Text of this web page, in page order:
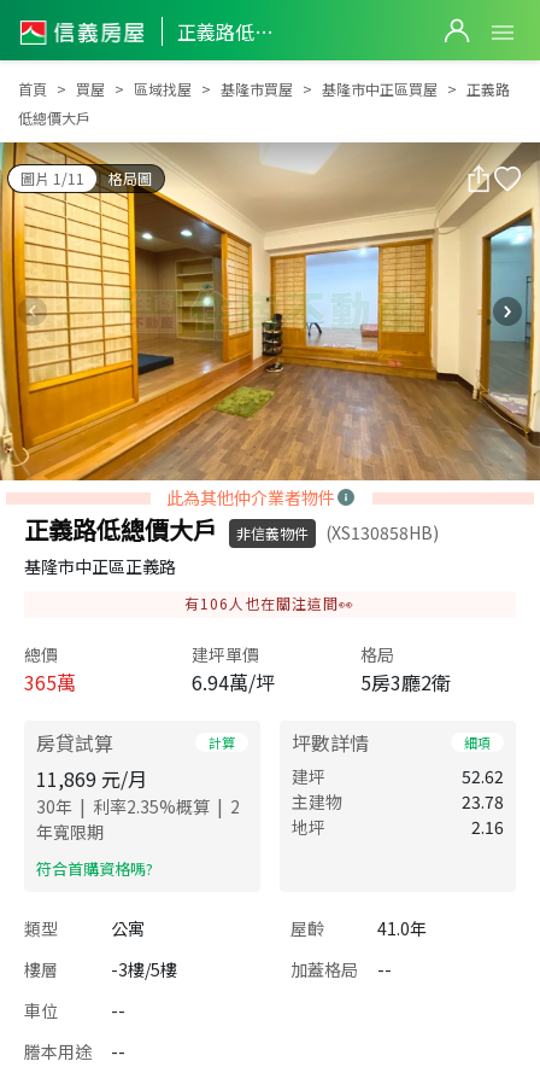
正義路低總價大戶
正義路低總價大戶
首頁 買屋 區域找屋 基隆市買屋 基隆市中正區買屋
正義路
低總價大戶
圖片 1/11 格局圖
此為其他仲介業者物件
正義路低總價大戶 非信義物件
(XS130858HB)
基隆市中正區正義路
有106 人也在關注這間👀
總價
365萬
建坪單價
6.94萬/坪
格局
5房3廳2衛
房貸試算 計算
11,869 元/月
30年 | 利率2.35%概算 | 2
年寬限期
​符合首購資格嗎?
坪數詳情 細項
建坪
52.62
主建物
23.78
地坪
2.16
類型 公寓 屋齡
41.0年
樓層
-3樓/5樓 加蓋格局
--
車位
--
謄本用途
--